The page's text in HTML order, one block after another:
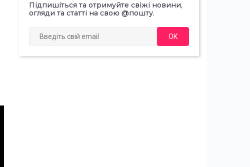
Підпишіться та отримуйте свіжі новини,
огляди та статті на свою @пошту.
ОК